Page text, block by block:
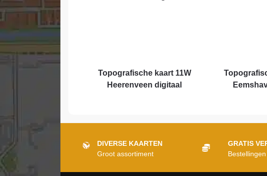
Topografische kaart 11W
Heerenveen digitaal
DIVERSE KAARTEN
Groot assortiment
GRATIS